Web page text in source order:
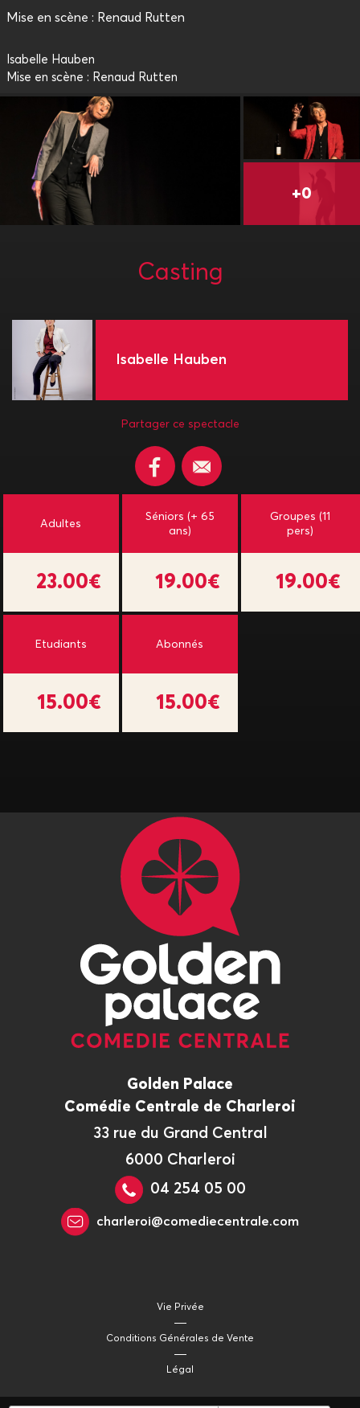
Mise en scène : Renaud Rutten
Isabelle Hauben
Mise en scène : Renaud Rutten
Casting
Isabelle Hauben
Partager ce spectacle
Adultes
23.00€
Séniors (+ 65
ans)
19.00€
Groupes (11
pers)
19.00€
Etudiants
15.00€
Abonnés
15.00€
Golden Palace
Comédie Centrale de Charleroi
33 rue du Grand Central
6000 Charleroi
04 254 05 00
charleroi@comediecentrale.com
Vie Privée
Conditions Générales de Vente
Légal